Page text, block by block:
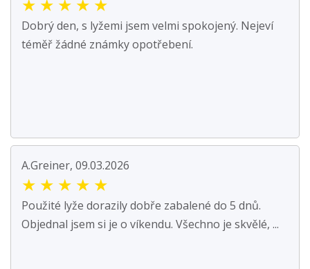
Dobrý den, s lyžemi jsem velmi spokojený. Nejeví
téměř žádné známky opotřebení.
A.Greiner, 09.03.2026
★ ★ ★ ★ ★
Použité lyže dorazily dobře zabalené do 5 dnů.
Objednal jsem si je o víkendu. Všechno je skvělé, ...